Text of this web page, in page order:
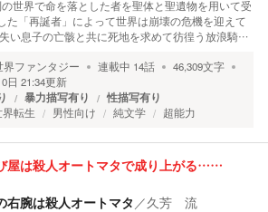
世界で命を落とした者を聖体と聖遺物を用いて受
た「再誕者」によって世界は崩壊の危機を迎えて
い息子の亡骸と共に死地を求めて彷徨う放浪騎…
界ファンタジー 連載中 14話 46,309文字
日 21:34更新
暴力描写有り 性描写有り
転生 男性向け 純文学 超能力
屋は殺人オートマタで成り上がる……
右腕は殺人オートマタ ／久芳 流